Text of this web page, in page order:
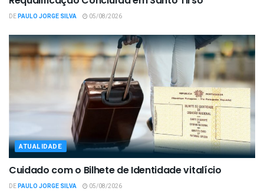
DEPAULO JORGE SILVA 05/08/2026
ATUALIDADE
Cuidado com o Bilhete de Identidade vitalício
DEPAULO JORGE SILVA 05/08/2026